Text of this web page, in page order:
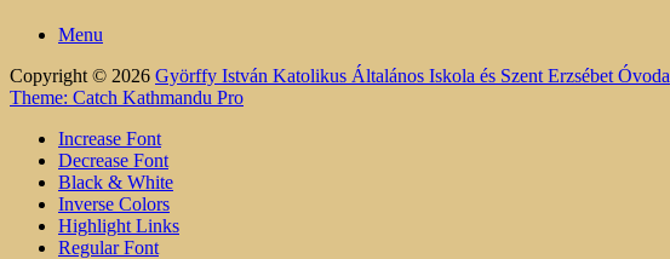
Menu
Copyright © 2026 Györffy István Katolikus Általános Iskola és Szent Erzsébet Óvoda
Theme: Catch Kathmandu Pro
Increase Font
Decrease Font
Black & White
Inverse Colors
Highlight Links
Regular Font